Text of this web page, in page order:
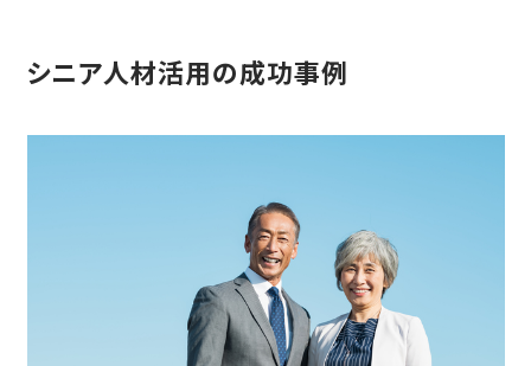
シニア人材活用の成功事例